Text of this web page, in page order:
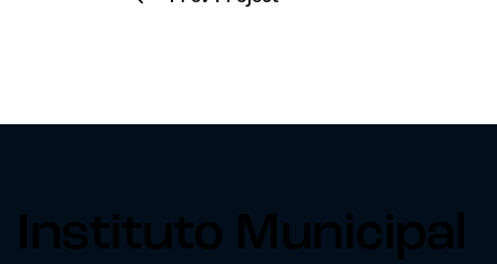
Instituto Municipal